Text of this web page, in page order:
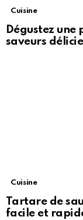
Cuisine
Dégustez
saveurs
Cuisine
Tartare de
facile et